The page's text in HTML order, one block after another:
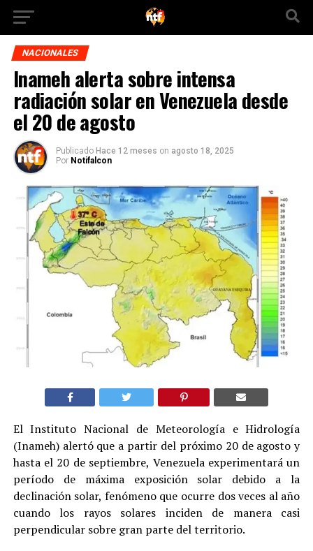
NACIONALES
Inameh alerta sobre intensa
radiación solar en Venezuela desde
el 20 de agosto
Publicado Hace 12 meses on agosto 18, 2025
Por Notifalcon
El Instituto Nacional de Meteorología e Hidrología
(Inameh) alertó que a partir del próximo 20 de agosto y
hasta el 20 de septiembre, Venezuela experimentará un
período de máxima exposición solar debido a la
declinación solar, fenómeno que ocurre dos veces al año
cuando los rayos solares inciden de manera casi
perpendicular sobre gran parte del territorio.